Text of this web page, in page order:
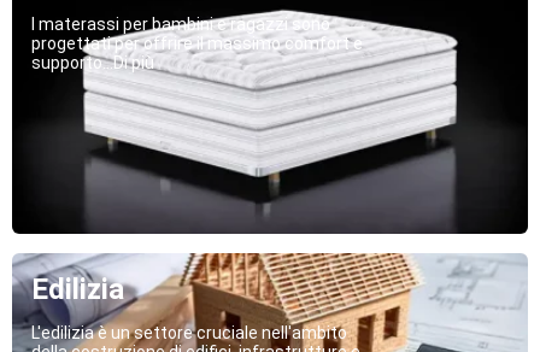
I materassi per bambini e ragazzi sono
progettati per offrire il massimo comfort e
supporto...Di più
Edilizia
L'edilizia è un settore cruciale nell'ambito